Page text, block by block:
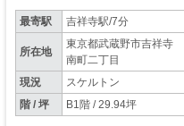
最寄駅 吉祥寺駅/7分
所在地
東京都武蔵野市吉祥寺
南町二丁目
現況
スケルトン
階 / 坪
B1階 / 29.94坪